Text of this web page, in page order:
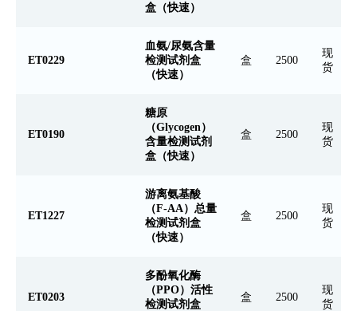
盒（快速）
ET0229
血氨/尿氨含量
检测试剂盒
（快速）
盒 2500
现
货
ET0190
糖原
（Glycogen）
含量检测试剂
盒（快速）
盒 2500
现
货
ET1227
游离氨基酸
（F-AA）总量
检测试剂盒
（快速）
盒 2500
现
货
ET0203
多酚氧化酶
（PPO）活性
检测试剂盒
盒 2500
现
货